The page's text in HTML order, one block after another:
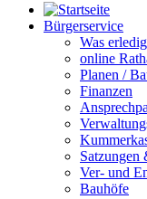
Bürgerservice
Was
online
Planen /
Finanzen
Satzungen
Ver- und
Bauhöfe